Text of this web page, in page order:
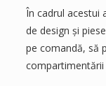
În cadrul acestui
de design și
pe comandă, să